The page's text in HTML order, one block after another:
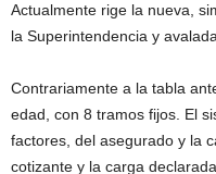
Actualmente rige la nueva,
la Superintendencia y
Contrariamente a la tabla
edad, con 8 tramos fijos. El
factores, del asegurado y la
cotizante y la carga